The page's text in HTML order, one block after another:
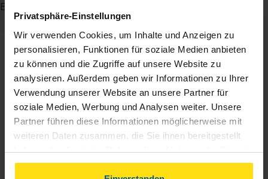
Privatsphäre-Einstellungen
Wir verwenden Cookies, um Inhalte und Anzeigen zu
personalisieren, Funktionen für soziale Medien anbieten
zu können und die Zugriffe auf unsere Website zu
analysieren. Außerdem geben wir Informationen zu Ihrer
Verwendung unserer Website an unsere Partner für
soziale Medien, Werbung und Analysen weiter. Unsere
Partner führen diese Informationen möglicherweise mit
weiteren Daten zusammen, die Sie ihnen bereitgestellt
haben oder die sie im Rahmen Ihrer Nutzung der Dienste
gesammelt haben. Indem Sie auf Einverstanden klicken,
E-Mail:
Über die VLH
Deutschlands größter
Lohnsteuerhilfeverein